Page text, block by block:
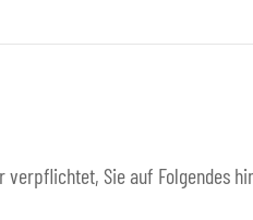
Sie auf Folgendes